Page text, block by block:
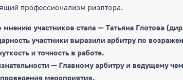
профессионализм риэлтора.
участников стала — Татьяна Глотова
участники выразили арбитру по
и точность в работе.
— Главному арбитру и ведущему
мероприятия.